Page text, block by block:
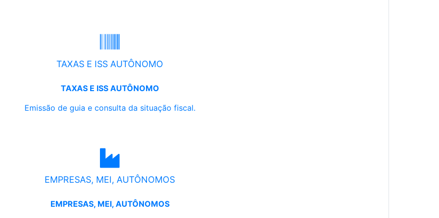
TAXAS E ISS AUTÔNOMO
TAXAS E ISS AUTÔNOMO
Emissão de guia e consulta da situação fiscal.
EMPRESAS, MEI, AUTÔNOMOS
EMPRESAS, MEI, AUTÔNOMOS